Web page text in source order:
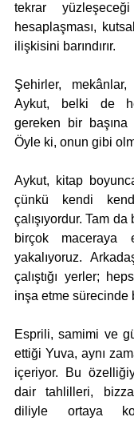
tekrar
hesaplaşması,
ilişkisini barındırır.
Şehirler,
Aykut, belki de
gereken bir başına
Aykut, kitap
çünkü kendi
çalışıyordur. Tam
birçok maceraya
yakalıyoruz.
çalıştığı yerler;
inşa etme sürecinde
Esprili, samimi ve
ettiği Yuva, aynı
içeriyor. Bu
dair tahlilleri,
diliyle ortaya